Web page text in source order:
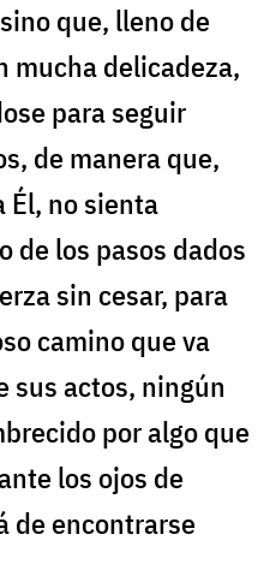
que, lleno de
mucha delicadeza,
para seguir
de manera que,
Él, no sienta
de los pasos dados
sin cesar, para
camino que va
sus actos, ningún
por algo que
los ojos de
de encontrarse